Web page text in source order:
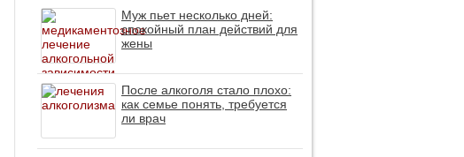
Муж пьет несколько дней:
спокойный план действий для
жены
После алкоголя стало плохо:
как семье понять, требуется
ли врач